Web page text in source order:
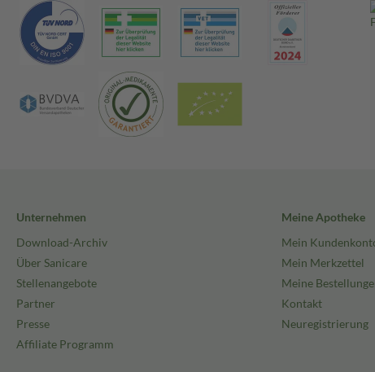
Unternehmen
Download-Archiv
Über Sanicare
Stellenangebote
Partner
Presse
Affiliate Programm
Meine Apotheke
Mein
Mein Merkzettel
Meine
Kontakt
Neuregistrierung